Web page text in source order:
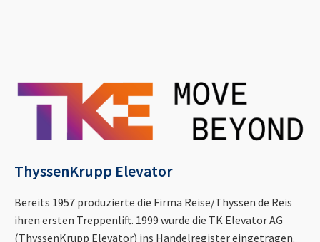
ThyssenKrupp Elevator
Bereits 1957 produzierte die Firma Reise/Thyssen de Reis
ihren ersten Treppenlift. 1999 wurde die TK Elevator AG
(ThyssenKrupp Elevator) ins Handelregister eingetragen.